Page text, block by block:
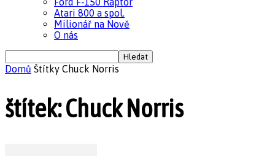
Atari 800 a spol.
Milionář na Nově
O nás
Domů Štítky Chuck Norris
štítek: Chuck Norris